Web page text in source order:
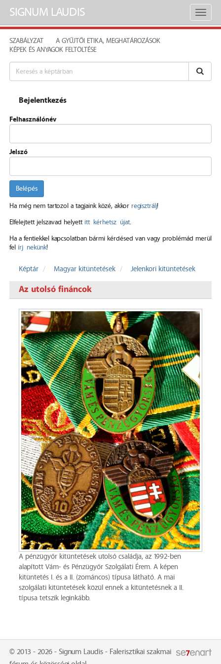
Toggle
SIGNUM LAUDIS
SZABÁLYZAT
A GYŰJTŐI ETIKA, MEGHATÁROZÁSOK
KÉPEK ÉS ANYAGOK FELTÖLTÉSE
Bejelentkezés
Felhasználónév
Jelszó
Belépés
Ha még nem tartozol a tagjaink közé, akkor regisztrálj!
Elfelejtett jelszavad helyett itt kérhetsz újat.
Ha a fentiekkel kapcsolatban bármi kérdésed van vagy problémád merül
fel írj nekünk!
Képtár Magyar kitüntetések Jelenkori kitüntetések
Az utolsó fináncok
A pénzügyőr kitüntetések utolsó családja, az 1992-ben
alapított Vám- és Pénzügyőr Szolgálati Érem. A képen
kitüntetés I. és a II. (zománcos) típusa látható. A mai
szolgálati kitüntetések közül ennek a kitüntetésnek a II.
típusa tetszik leginkább.
© 2013 - 2026 - Signum Laudis - Falerisztikai szakmai